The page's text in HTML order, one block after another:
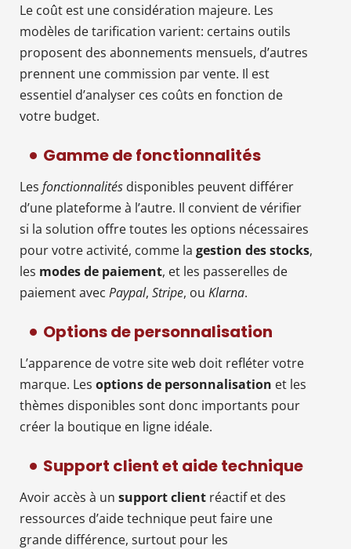
Le coût est une considération majeure. Les
modèles de tarification varient: certains outils
proposent des abonnements mensuels, d’autres
prennent une commission par vente. Il est
essentiel d’analyser ces coûts en fonction de
votre budget.
Gamme de fonctionnalités
Les fonctionnalités disponibles peuvent différer
d’une plateforme à l’autre. Il convient de vérifier
si la solution offre toutes les options nécessaires
pour votre activité, comme la gestion des stocks,
les modes de paiement, et les passerelles de
paiement avec Paypal, Stripe, ou Klarna.
Options de personnalisation
L’apparence de votre site web doit refléter votre
marque. Les options de personnalisation et les
thèmes disponibles sont donc importants pour
créer la boutique en ligne idéale.
Support client et aide technique
Avoir accès à un support client réactif et des
ressources d’aide technique peut faire une
grande différence, surtout pour les